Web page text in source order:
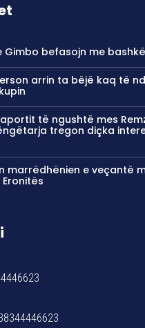
Gimbo befasojn me
arrin ta bëjë kaq të
të ngushtë mes
tregon diçka
marrëdhënien e veçantë